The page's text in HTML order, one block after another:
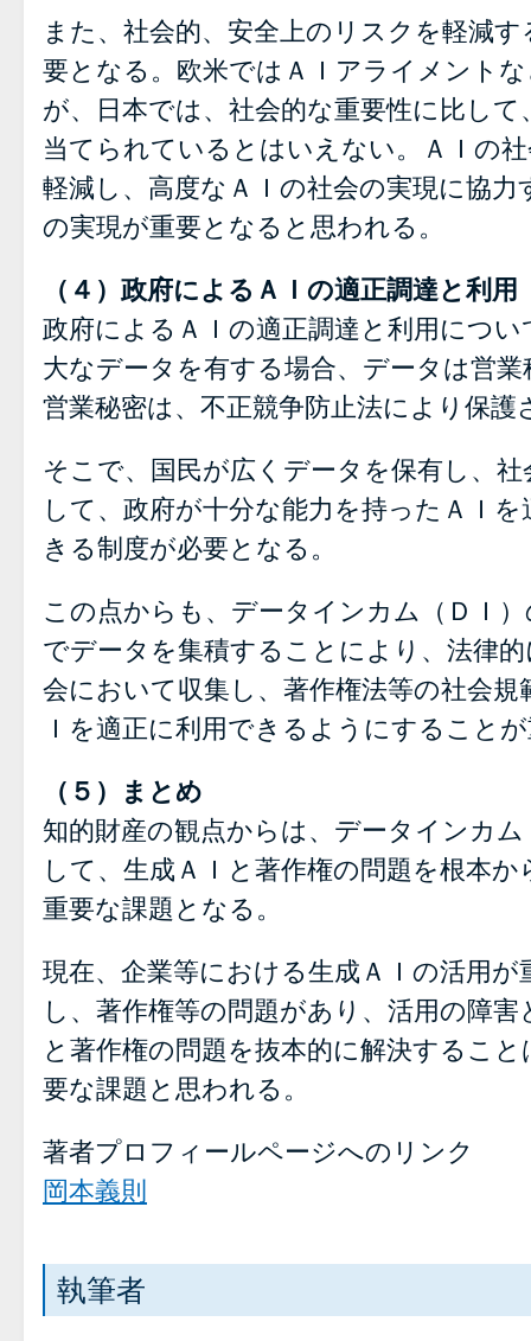
また、社会的、安全上のリスクを軽減
要となる。欧米ではＡＩアライメント
が、日本では、社会的な重要性に比し
当てられているとはいえない。ＡＩの
軽減し、高度なＡＩの社会の実現に協
の実現が重要となると思われる。
（４）政府によるＡＩの適正調達と利用
政府によるＡＩの適正調達と利用につ
大なデータを有する場合、データは営
営業秘密は、不正競争防止法により保護
そこで、国民が広くデータを保有し、
して、政府が十分な能力を持ったＡＩ
きる制度が必要となる。
この点からも、データインカム（ＤＩ
でデータを集積することにより、法律
会において収集し、著作権法等の社会
Ｉを適正に利用できるようにすること
（５）まとめ
知的財産の観点からは、データインカ
して、生成ＡＩと著作権の問題を根本
重要な課題となる。
現在、企業等における生成ＡＩの活用
し、著作権等の問題があり、活用の障
と著作権の問題を抜本的に解決するこ
要な課題と思われる。
著者プロフィールページへのリンク
岡本義則
執筆者